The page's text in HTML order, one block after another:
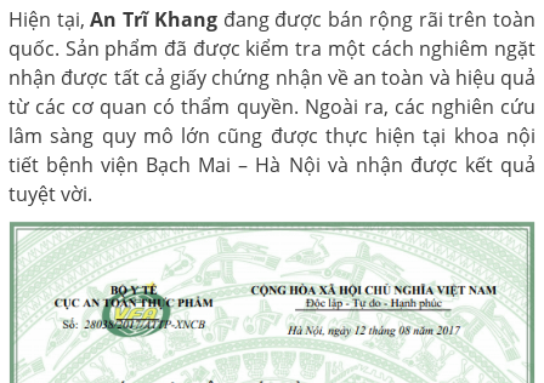
Hiện tại,An Trĩ Khangđang được bán rộng rãi trên toàn
quốc. Sản phẩm đã được kiểm tra một cách nghiêm ngặt
nhận được tất cả giấy chứng nhận về an toàn và hiệu quả
từ các cơ quan có thẩm quyền. Ngoài ra, các nghiên cứu
lâm sàng quy mô lớn cũng được thực hiện tại khoa nội
tiết bệnh viện Bạch Mai – Hà Nội và nhận được kết quả
tuyệt vời.